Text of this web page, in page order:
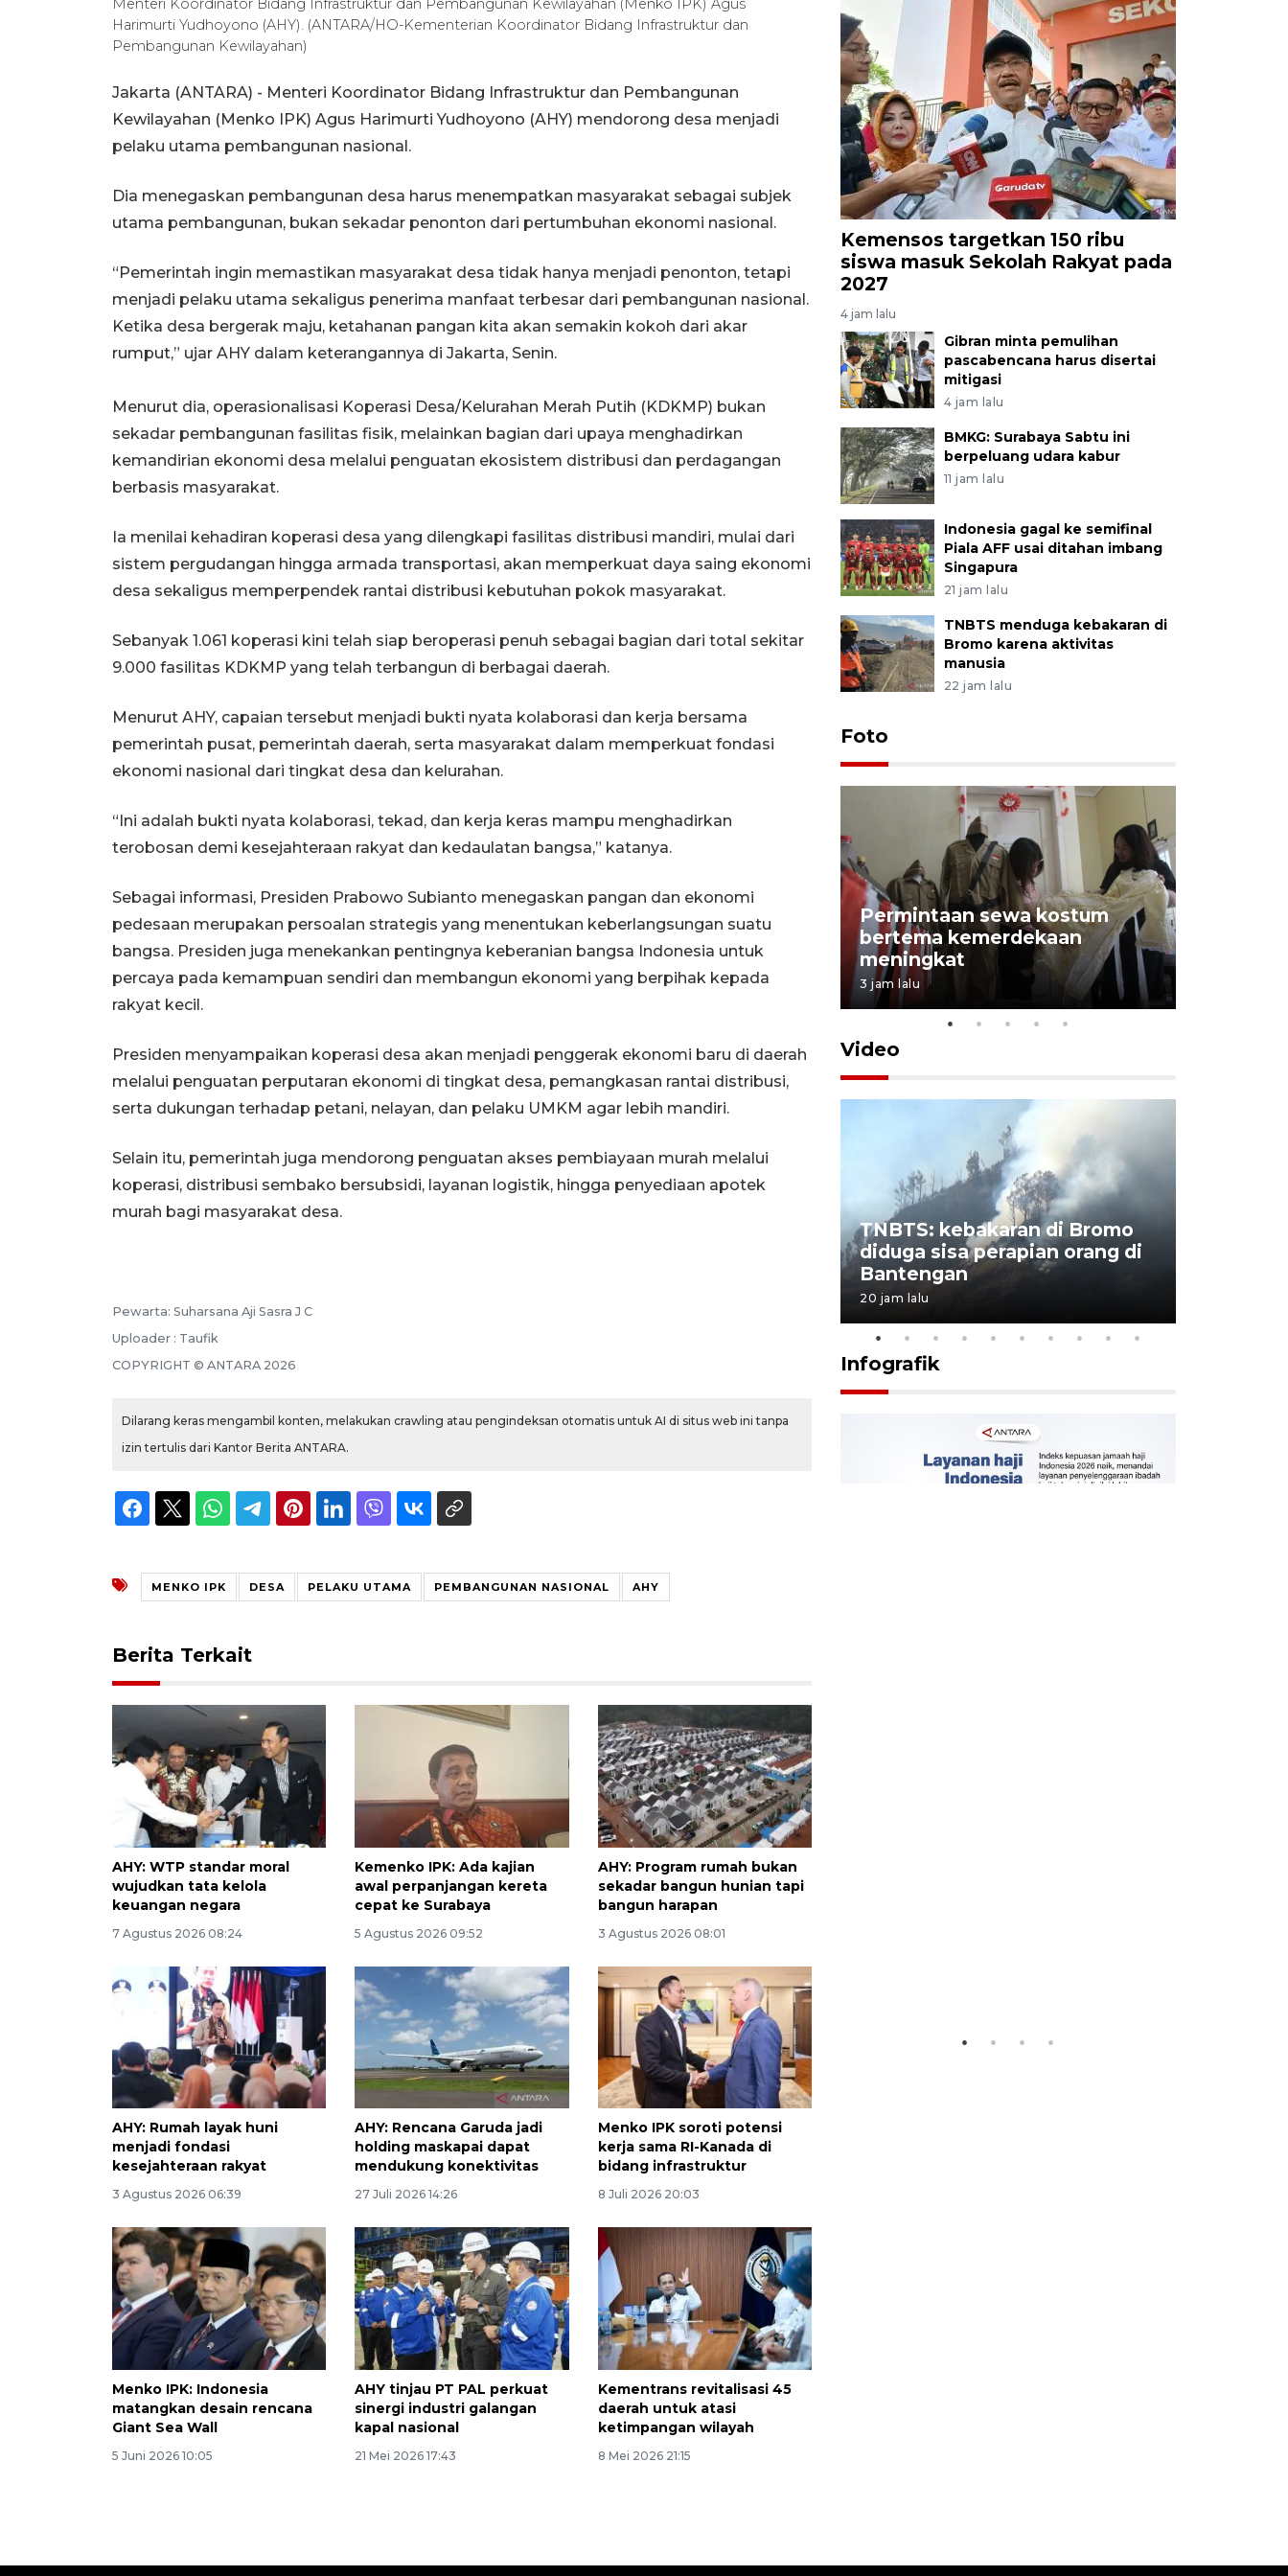
Menteri Koordinator Bidang Infrastruktur dan Pembangunan Kewilayahan (Menko IPK) Agus
Harimurti Yudhoyono (AHY). (ANTARA/HO-Kementerian Koordinator Bidang Infrastruktur dan
Pembangunan Kewilayahan)
Jakarta (ANTARA) - Menteri Koordinator Bidang Infrastruktur dan Pembangunan
Kewilayahan (Menko IPK) Agus Harimurti Yudhoyono (AHY) mendorong desa menjadi
pelaku utama pembangunan nasional.
Dia menegaskan pembangunan desa harus menempatkan masyarakat sebagai subjek
utama pembangunan, bukan sekadar penonton dari pertumbuhan ekonomi nasional.
“Pemerintah ingin memastikan masyarakat desa tidak hanya menjadi penonton, tetapi
menjadi pelaku utama sekaligus penerima manfaat terbesar dari pembangunan nasional.
Ketika desa bergerak maju, ketahanan pangan kita akan semakin kokoh dari akar
rumput,” ujar AHY dalam keterangannya di Jakarta, Senin.
Menurut dia, operasionalisasi Koperasi Desa/Kelurahan Merah Putih (KDKMP) bukan
sekadar pembangunan fasilitas fisik, melainkan bagian dari upaya menghadirkan
kemandirian ekonomi desa melalui penguatan ekosistem distribusi dan perdagangan
berbasis masyarakat.
Ia menilai kehadiran koperasi desa yang dilengkapi fasilitas distribusi mandiri, mulai dari
sistem pergudangan hingga armada transportasi, akan memperkuat daya saing ekonomi
desa sekaligus memperpendek rantai distribusi kebutuhan pokok masyarakat.
Sebanyak 1.061 koperasi kini telah siap beroperasi penuh sebagai bagian dari total sekitar
9.000 fasilitas KDKMP yang telah terbangun di berbagai daerah.
Menurut AHY, capaian tersebut menjadi bukti nyata kolaborasi dan kerja bersama
pemerintah pusat, pemerintah daerah, serta masyarakat dalam memperkuat fondasi
ekonomi nasional dari tingkat desa dan kelurahan.
“Ini adalah bukti nyata kolaborasi, tekad, dan kerja keras mampu menghadirkan
terobosan demi kesejahteraan rakyat dan kedaulatan bangsa,” katanya.
Sebagai informasi, Presiden Prabowo Subianto menegaskan pangan dan ekonomi
pedesaan merupakan persoalan strategis yang menentukan keberlangsungan suatu
bangsa. Presiden juga menekankan pentingnya keberanian bangsa Indonesia untuk
percaya pada kemampuan sendiri dan membangun ekonomi yang berpihak kepada
rakyat kecil.
Presiden menyampaikan koperasi desa akan menjadi penggerak ekonomi baru di daerah
melalui penguatan perputaran ekonomi di tingkat desa, pemangkasan rantai distribusi,
serta dukungan terhadap petani, nelayan, dan pelaku UMKM agar lebih mandiri.
Selain itu, pemerintah juga mendorong penguatan akses pembiayaan murah melalui
koperasi, distribusi sembako bersubsidi, layanan logistik, hingga penyediaan apotek
murah bagi masyarakat desa.
Pewarta: Suharsana Aji Sasra J C
Uploader : Taufik
COPYRIGHT © ANTARA 2026
Dilarang keras mengambil konten, melakukan crawling atau pengindeksan otomatis untuk AI di situs web ini tanpa
izin tertulis dari Kantor Berita ANTARA.
MENKO IPK DESA PELAKU UTAMA PEMBANGUNAN NASIONAL AHY
Berita Terkait
AHY: WTP standar moral
wujudkan tata kelola
keuangan negara
7 Agustus 2026 08:24
Kemenko IPK: Ada kajian
awal perpanjangan kereta
cepat ke Surabaya
5 Agustus 2026 09:52
AHY: Program rumah bukan
sekadar bangun hunian tapi
bangun harapan
3 Agustus 2026 08:01
AHY: Rumah layak huni
menjadi fondasi
kesejahteraan rakyat
3 Agustus 2026 06:39
AHY: Rencana Garuda jadi
holding maskapai dapat
mendukung konektivitas
27 Juli 2026 14:26
Menko IPK soroti potensi
kerja sama RI-Kanada di
bidang infrastruktur
8 Juli 2026 20:03
Menko IPK: Indonesia
matangkan desain rencana
Giant Sea Wall
5 Juni 2026 10:05
AHY tinjau PT PAL perkuat
sinergi industri galangan
kapal nasional
21 Mei 2026 17:43
Kementrans revitalisasi 45
daerah untuk atasi
ketimpangan wilayah
8 Mei 2026 21:15
Kemensos targetkan 150 ribu
siswa masuk Sekolah Rakyat pada
2027
4 jam lalu
Gibran minta pemulihan
pascabencana harus disertai
mitigasi
4 jam lalu
BMKG: Surabaya Sabtu ini
berpeluang udara kabur
11 jam lalu
Indonesia gagal ke semifinal
Piala AFF usai ditahan imbang
Singapura
21 jam lalu
TNBTS menduga kebakaran di
Bromo karena aktivitas
manusia
22 jam lalu
Foto
Penguatan struktur jembatan
Niyama Tulungagung
7 Agustus 2026 14:36
Permintaan sewa kostum
bertema kemerdekaan
meningkat
3 jam lalu
Video
TNBTS: kebakaran di Bromo
diduga sisa perapian orang di
Bantengan
20 jam lalu
Infografik
jaringan gas 2026
2026-08-07 18:00:00